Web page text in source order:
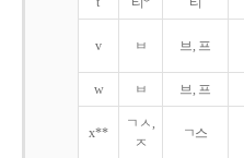
v ㅂ 브, 프
w ㅂ 브, 프
x**
ㄱㅅ,
ㅈ
ㄱ스